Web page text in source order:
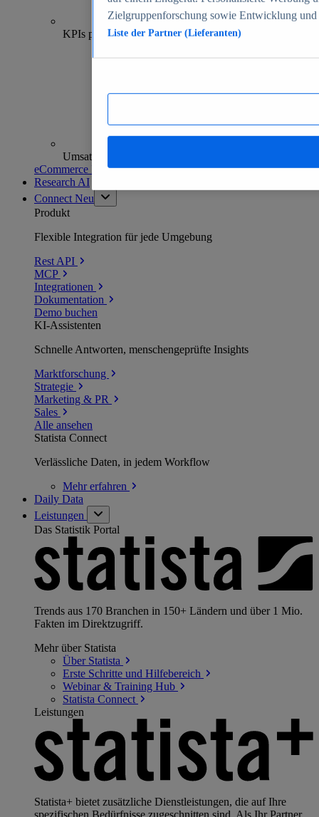
70+
KPIs pro Shop
Umsatzanalysen und -prognosen
eCommerce Insights entdecken
Research AI
Connect Neu
Produkt
Flexible Integration für jede Umgebung
Rest API
MCP
Integrationen
Dokumentation
Demo buchen
KI-Assistenten
Schnelle Antworten, menschengeprüfte Insights
Marktforschung
Strategie
Marketing & PR
Sales
Alle ansehen
Statista Connect
Verlässliche Daten, in jedem Workflow
Mehrerfahren
Daily Data
Leistungen
Das Statistik Portal
Trends aus 170 Branchen in 150+ Ländern und über 1 Mio.
Fakten im Direktzugriff.
Mehr über Statista
Über Statista
Erste Schritte und Hilfebereich
Webinar & Training Hub
Statista Connect
Leistungen
Statista+ bietet zusätzliche Dienstleistungen, die auf Ihre
spezifischen Bedürfnisse zugeschnitten sind. Als Ihr Partner
Zielgruppenforschung sowie Entwicklung
Liste der Partner (Lieferanten)